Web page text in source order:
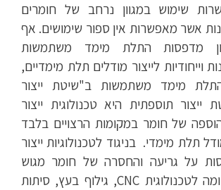
שימוש במגוון נרחב של חומרים
אשר מאפשרות אין ספור שימושים. אף
מדפסות התלת מימד משתמשות
וייחודיות לייצור מודלים תלת מימדיים,
מימד משתמשות ב"שיטת ייצור
ייצור תוספתית היא טכנולוגית ייצור
של חומר במקומות הרצויים בלבד
תלת מימדי.בניגוד לטכנולוגיות ייצור
על גריעה והחסרה של חומר מגוש
חומר קיים (בדומה לטכנולוגית CNC, גילוף בעץ, סיתות